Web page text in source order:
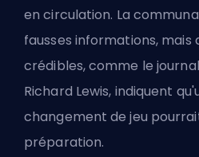
en circulation. La
fausses informations, mais
crédibles, comme le
Richard Lewis, indiquent
changement de jeu
préparation.